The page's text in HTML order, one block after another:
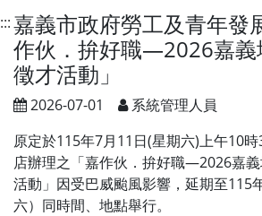
:::嘉義市政府勞工及青年發
作伙．拚好職—2026嘉義
徵才活動」
2026-07-01
系統管理人員
原定於115年7月11日(星期六)上午10
店辦理之「嘉作伙．拚好職—2026嘉
活動」因受巴威颱風影響，延期至115
六）同時間、地點舉行。